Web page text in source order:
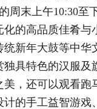
周末上午10:30至
化的高品质佳肴与
统新年大鼓等中华
具特色的汉服及
美，还可以观看跑
计的手工益智游戏